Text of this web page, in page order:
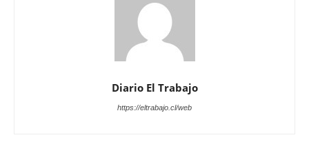
Diario El Trabajo
https://eltrabajo.cl/web